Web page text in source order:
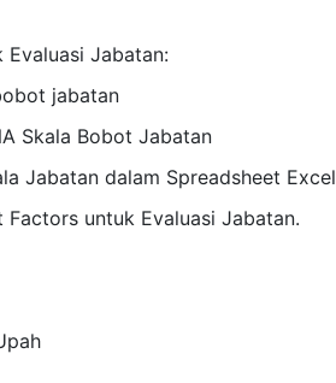
Jabatan:
jabatan
Skala Bobot Jabatan
Jabatan dalam Spreadsheet Excel
Factors untuk Evaluasi Jabatan.